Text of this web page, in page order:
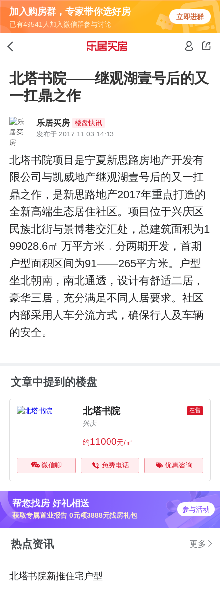
加入购房群，专家带你选好房
已有49541人加入微信群参与讨论
立即进群
北塔书院——继观湖壹号后的又
一扛鼎之作
乐居买房
楼盘快讯
发布于 2017.11.03 14:13
北塔书院项目是宁夏新思路房地产开发有
限公司与凯威地产继观湖壹号后的又一扛
鼎之作，是新思路地产2017年重点打造的
全新高端生态居住社区。项目位于兴庆区
民族北街与景博巷交汇处，总建筑面积为1
99028.6㎡ 万平方米，分两期开发，首期
户型面积区间为91——265平方米。户型
坐北朝南，南北通透，设计有舒适二居，
豪华三居，充分满足不同人居要求。社区
内部采用人车分流方式，确保行人及车辆
的安全。
文章中提到的楼盘
北塔书院 在售
兴庆
约11000元/㎡
微信聊 免费电话 优惠咨询
帮您找房 好礼相送
获取专属置业报告 0元领3888元找房礼包
参与活动
热点资讯 更多
北塔书院新推住宅户型